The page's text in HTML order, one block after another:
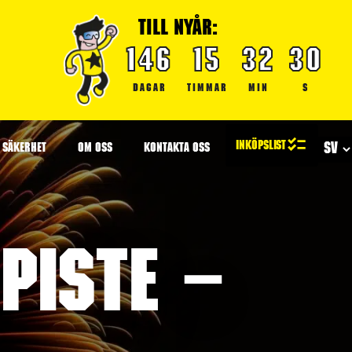
TILL NYÅR:
146
DAGAR
15
TIMMAR
32
MIN
29
S
SÄKERHET OM OSS KONTAKTA OSS
–